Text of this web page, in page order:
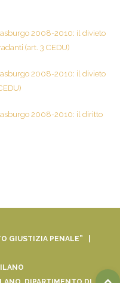
2008-2010: il divieto
(art. 3 CEDU)
2008-2010: il divieto
2008-2010: il diritto
GIUSTIZIA PENALE” |